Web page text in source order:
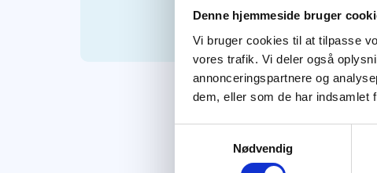
Denne hjemmeside bruger
Vi bruger cookies til at tilpasse
vores trafik. Vi deler også
annonceringspartnere og
dem, eller som de har indsamlet
Nødvendig